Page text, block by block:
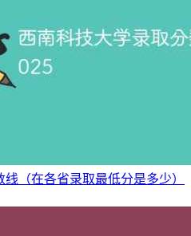
（在各省录取最低分是多少）